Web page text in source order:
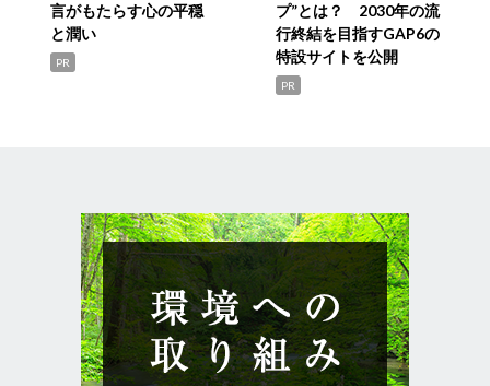
言がもたらす心の平穏
と潤い
PR
プ”とは？ 2030年の流
行終結を目指すGAP6の
特設サイトを公開
PR